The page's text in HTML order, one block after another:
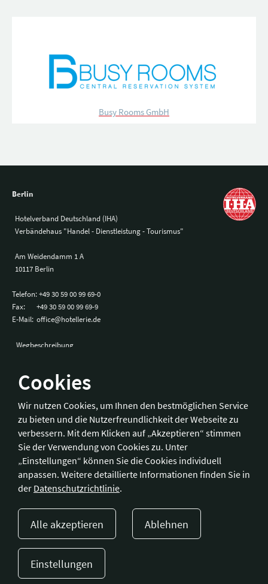
Cookies
Wir nutzen Cookies, um Ihnen den bestmöglichen Service
zu bieten und die Nutzerfreundlichkeit der Webseite zu
verbessern. Mit dem Klicken auf „Akzeptieren“ stimmen
Sie der Verwendung von Cookies zu. Unter
„Einstellungen“ können Sie die Cookies individuell
anpassen. Weitere detaillierte Informationen finden Sie in
der Datenschutzrichtlinie.
Alle akzeptieren Ablehnen
Einstellungen
Busy Rooms GmbH
Berlin
Hotelverband Deutschland (IHA)
Verbändehaus "Handel - Dienstleistung - Tourismus"
Am Weidendamm 1 A
10117 Berlin
Telefon:+49 30 59 00 99 69-0
Fax:
+49 30 59 00 99 69-9
E-Mail: office@hotellerie.de
Wegbeschreibung
Hotelverband Deutschland (IHA) / IHA-Service GmbH
Kronprinzenstraße 37
53173 Bonn
Telefon:
Fax:
+49 228 92 39 29-9
E-Mail:bonn@hotellerie.de
Wegbeschreibung
Presse Kontakt
Cookie-Einstellungen